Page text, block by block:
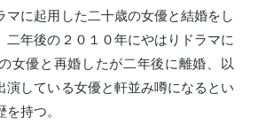
マに起用した二十歳の女優と結婚をし
二年後の２０１０年にやはりドラマに
女優と再婚したが二年後に離婚、以
演している女優と軒並み噂になるとい
持つ。